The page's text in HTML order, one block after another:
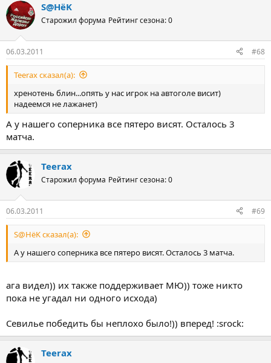
S@HёK
Старожил форума Рейтинг сезона: 0
06.03.2011 #68
Teerax сказал(а):
хренотень блин...опять у нас игрок на автоголе висит)
надеемся не лажанет)
А у нашего соперника все пятеро висят. Осталось 3
матча.
Teerax
Старожил форума Рейтинг сезона: 0
06.03.2011 #69
S@HёK сказал(а):
А у нашего соперника все пятеро висят. Осталось 3 матча.
ага видел)) их также поддерживает МЮ)) тоже никто
пока не угадал ни одного исхода)
Севилье победить бы неплохо было!)) вперед! :srock:
Teerax